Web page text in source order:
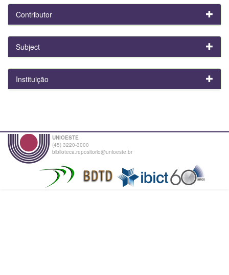
Contributor
Subject
Instituição
UNIOESTE
(45) 3220-3000
biblioteca.repositorio@unioeste.br